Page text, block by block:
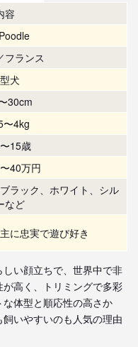
容
フランス
犬
30cm
〜4kg
15歳
40万円
ラック、ホワイト、シル
など
に忠実で遊び好き
い顔立ちで、世界中で非
高く、トリミングで多彩
体型と順応性の高さか
いやすいのも人気の理由